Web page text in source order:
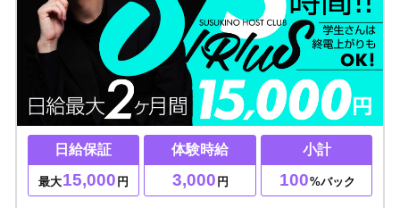
日給保証
最大15,000 円
体験時給
3,000 円
小計
100%バック